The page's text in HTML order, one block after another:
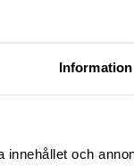
Information
och
Summercamp
kom